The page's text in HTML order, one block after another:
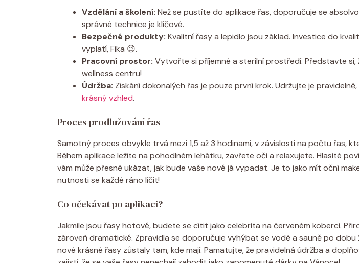
Vzdělání a školení: Než se pustíte do aplikace řas, doporučuje se
správné technice je klíčové.
Bezpečné produkty: Kvalitní řasy a lepidlo jsou základ. Investice do
vyplatí, Fika 😉.
Pracovní prostor: Vytvořte si příjemné a sterilní prostředí. Představte si,
wellness centru!
Údržba: Získání dokonalých řas je pouze první krok. Udržujte je pravidelně,
krásný vzhled.
Proces prodlužování řas
Samotný proces obvykle trvá mezi 1,5 až 3 hodinami, v závislosti na počtu řas,
Během aplikace ležíte na pohodlném lehátku, zavřete oči a relaxujete. Hlasité
vám může přesně ukázat, jak bude vaše nové já vypadat. Je to jako mít oční
nutnosti se každé ráno líčit!
Co očekávat po aplikaci?
Jakmile jsou řasy hotové, budete se cítit jako celebrita na červeném koberci.
zároveň dramatické. Zpravidla se doporučuje vyhýbat se vodě a sauně po dobu
nové krásné řasy zůstaly tam, kde mají. Pamatujte, že pravidelná údržba a